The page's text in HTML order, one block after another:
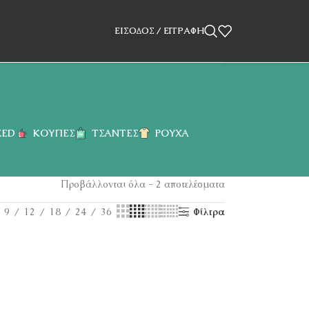
ΕΊΣΟΔΟΣ / ΕΓΓΡΑΦΉ
ΚΟΎΠΕΣ ΤΣΆΝΤΕΣ ΡΟΎΧΑ
Προβάλλονται όλα - 2 αποτελέσματα
9 12 18 24 36 Φίλτρα